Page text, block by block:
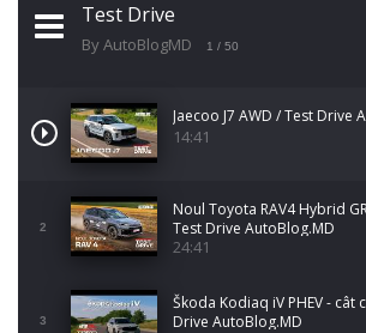
Test Drive
By AutoBlogMD 1 / 50
Jaecoo J7 AWD / Test Drive
14:41
2
Noul Toyota RAV4 Hybrid
Test Drive AutoBlog.MD
24:41
3
Škoda Kodiaq iV PHEV - cât
Drive AutoBlog.MD